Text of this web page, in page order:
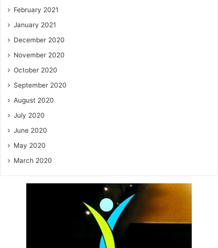
February 2021
January 2021
December 2020
November 2020
October 2020
September 2020
August 2020
July 2020
June 2020
May 2020
March 2020